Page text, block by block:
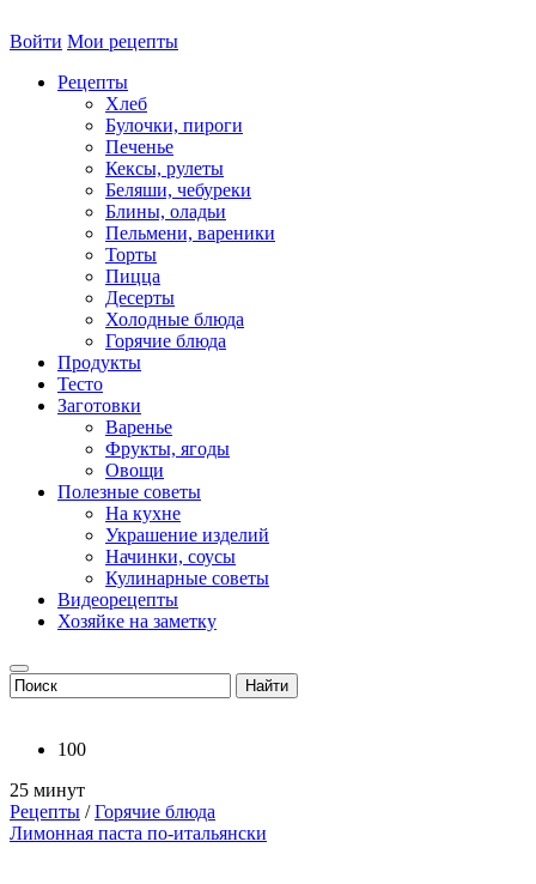
Войти Мои рецепты
Рецепты
Хлеб
Булочки, пироги
Печенье
Кексы, рулеты
Беляши, чебуреки
Блины, оладьи
Пельмени, вареники
Торты
Пицца
Десерты
Холодные блюда
Горячие блюда
Продукты
Тесто
Заготовки
Варенье
Фрукты, ягоды
Овощи
Полезные советы
На кухне
Украшение изделий
Начинки, соусы
Кулинарные советы
Видеорецепты
Хозяйке на заметку
100
25 минут
Рецепты /Горячие блюда
Лимонная паста по-итальянски